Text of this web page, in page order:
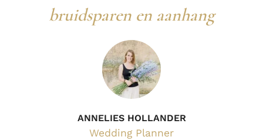
bruidsparen en aanhang
ANNELIES HOLLANDER
Wedding Planner